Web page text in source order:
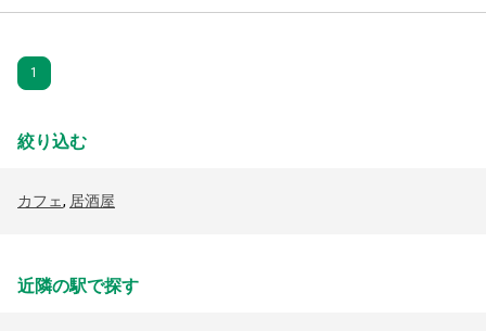
1
絞り込む
カフェ, 居酒屋
近隣の駅で探す